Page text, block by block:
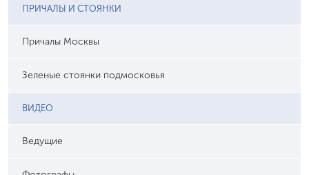
ПРИЧАЛЫ И СТОЯНКИ
Причалы Москвы
Зеленые стоянки подмосковья
ВИДЕО
Ведущие